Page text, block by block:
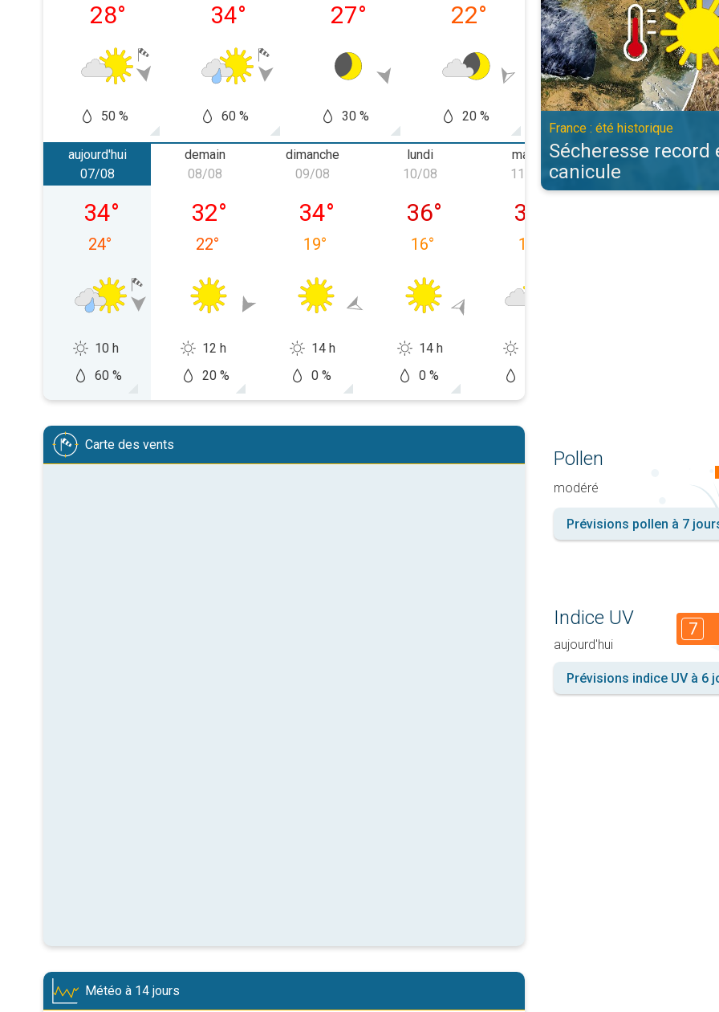
28°
50 %
34°
60 %
27°
30 %
22°
20 %
25°
20 %
32
aujourd'hui
vendredi 07/08
07/08
34°
24°
10 h
60 %
demain
samedi 08/08
08/08
32°
22°
12 h
20 %
dimanche
dimanche 09/08
09/08
34°
19°
14 h
0 %
lundi
lundi 10/08
10/08
36°
16°
14 h
0 %
mardi
mardi 11/08
11/08
37
18
mercredi
12/08
France : été historique
Sécheresse record
canicule
Carte des vents
Météo à 14 jours
Pollen
modéré
Prévisions pollen à 7
Indice UV
aujourd'hui
7
Prévisions indice UV à 6